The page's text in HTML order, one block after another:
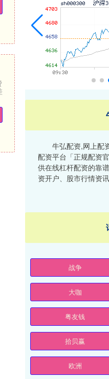
牛弘配资,网上配
配资平台「正规配资
供在线杠杆配资的靠
资开户、股市行情资
战争
大咖
粤友钱
拾贝赢
欧洲